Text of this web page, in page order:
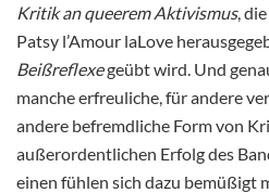
Kritik an queerem Aktivismus,
Patsy l’Amour laLove
Beißreflexegeübt wird. Und
manche erfreuliche, für andere
andere befremdliche Form von
außerordentlichen Erfolg des
einen fühlen sich dazu bemüßigt